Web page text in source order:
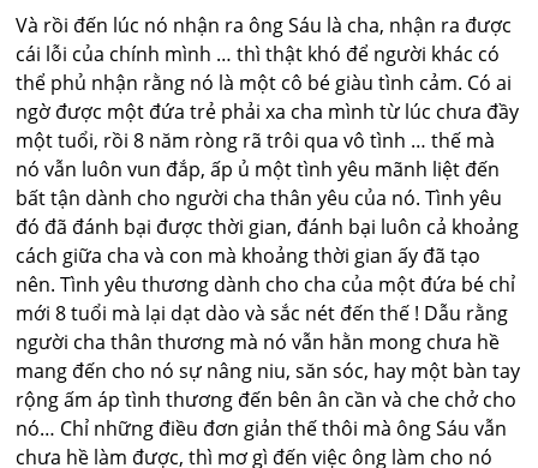
Và rồi đến lúc nó nhận ra ông Sáu là cha, nhận ra được
cái lỗi của chính mình … thì thật khó để người khác có
thể phủ nhận rằng nó là một cô bé giàu tình cảm. Có ai
ngờ được một đứa trẻ phải xa cha mình từ lúc chưa đầy
một tuổi, rồi 8 năm ròng rã trôi qua vô tình … thế mà
nó vẫn luôn vun đắp, ấp ủ một tình yêu mãnh liệt đến
bất tận dành cho người cha thân yêu của nó. Tình yêu
đó đã đánh bại được thời gian, đánh bại luôn cả khoảng
cách giữa cha và con mà khoảng thời gian ấy đã tạo
nên. Tình yêu thương dành cho cha của một đứa bé chỉ
mới 8 tuổi mà lại dạt dào và sắc nét đến thế ! Dẫu rằng
người cha thân thương mà nó vẫn hằn mong chưa hề
mang đến cho nó sự nâng niu, săn sóc, hay một bàn tay
rộng ấm áp tình thương đến bên ân cần và che chở cho
nó… Chỉ những điều đơn giản thế thôi mà ông Sáu vẫn
chưa hề làm được, thì mơ gì đến việc ông làm cho nó